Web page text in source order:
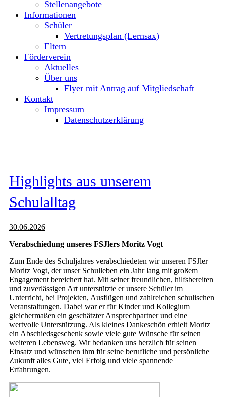
Stellenangebote
Informationen
Schüler
Vertretungsplan (Lernsax)
Eltern
Förderverein
Aktuelles
Über uns
Flyer mit Antrag auf Mitgliedschaft
Kontakt
Impressum
Datenschutzerklärung
Highlights aus unserem
Schulalltag
30.06.2026
Verabschiedung unseres FSJlers Moritz Vogt
Zum Ende des Schuljahres verabschiedeten wir unseren FSJler
Moritz Vogt, der unser Schulleben ein Jahr lang mit großem
Engagement bereichert hat. Mit seiner freundlichen, hilfsbereiten
und zuverlässigen Art unterstützte er unsere Schüler im
Unterricht, bei Projekten, Ausflügen und zahlreichen schulischen
Veranstaltungen. Dabei war er für Kinder und Kollegium
gleichermaßen ein geschätzter Ansprechpartner und eine
wertvolle Unterstützung. Als kleines Dankeschön erhielt Moritz
ein Abschiedsgeschenk sowie viele gute Wünsche für seinen
weiteren Lebensweg. Wir bedanken uns herzlich für seinen
Einsatz und wünschen ihm für seine berufliche und persönliche
Zukunft alles Gute, viel Erfolg und viele spannende
Erfahrungen.